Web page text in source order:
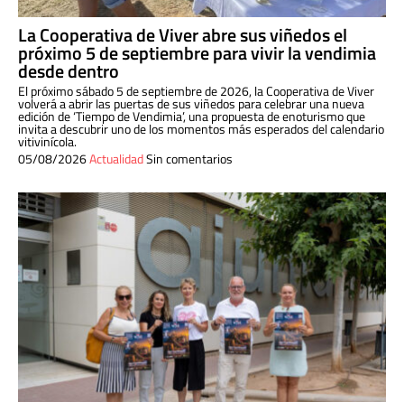
La Cooperativa de Viver abre sus viñedos el
próximo 5 de septiembre para vivir la vendimia
desde dentro
El próximo sábado 5 de septiembre de 2026, la Cooperativa de Viver
volverá a abrir las puertas de sus viñedos para celebrar una nueva
edición de ‘Tiempo de Vendimia’, una propuesta de enoturismo que
invita a descubrir uno de los momentos más esperados del calendario
vitivinícola.
05/08/2026ActualidadSin comentarios